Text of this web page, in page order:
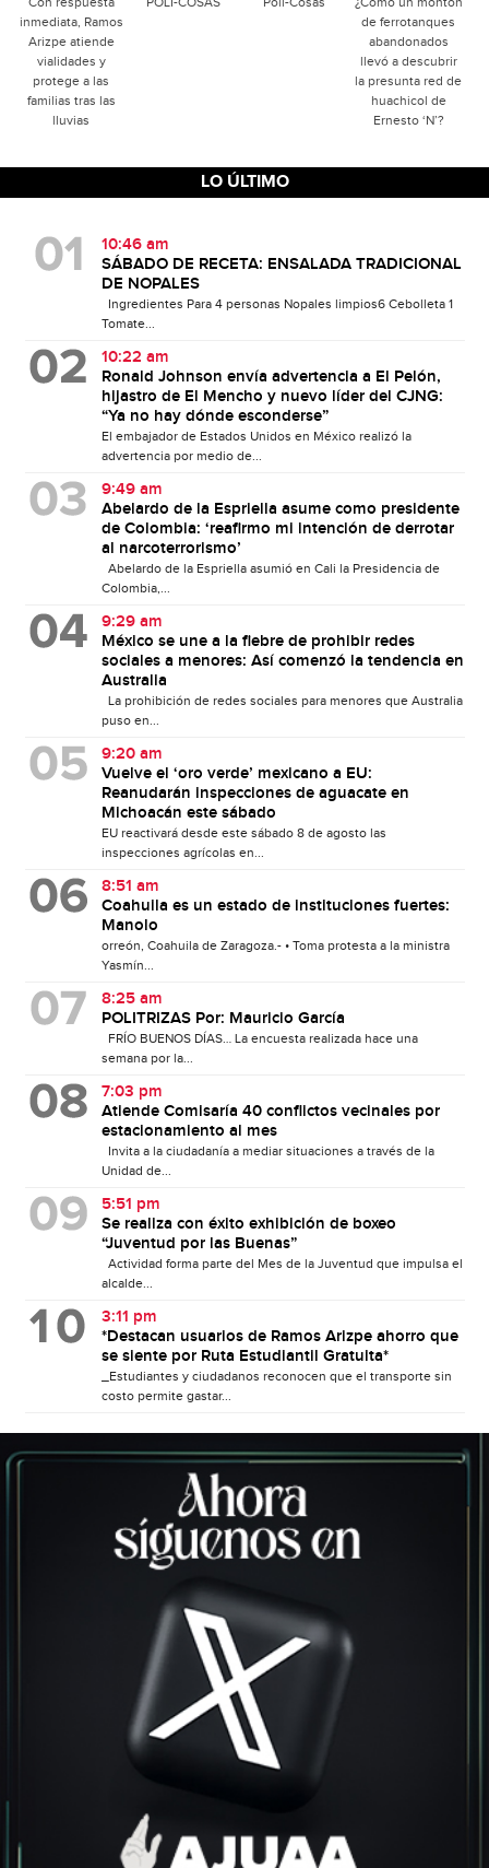
inmediata, Ramos
Arizpe atiende
vialidades y
protege a las
familias tras las
lluvias
de ferrotanques
abandonados
llevó a descubrir
la presunta red de
huachicol de
Ernesto ‘N’?
LO ÚLTIMO
10:46 am
SÁBADO DE RECETA: ENSALADA TRADICIONAL
DE NOPALES
Ingredientes Para 4 personas Nopales limpios6 Cebolleta 1
Tomate...
10:22 am
Ronald Johnson envía advertencia a El Pelón,
hijastro de El Mencho y nuevo líder del CJNG:
“Ya no hay dónde esconderse”
El embajador de Estados Unidos en México realizó la
advertencia por medio de...
9:49 am
Abelardo de la Espriella asume como presidente
de Colombia: ‘reafirmo mi intención de derrotar
al narcoterrorismo’
Abelardo de la Espriella asumió en Cali la Presidencia de
Colombia,...
9:29 am
México se une a la fiebre de prohibir redes
sociales a menores: Así comenzó la tendencia en
Australia
La prohibición de redes sociales para menores que Australia
puso en...
9:20 am
Vuelve el ‘oro verde’ mexicano a EU:
Reanudarán inspecciones de aguacate en
Michoacán este sábado
EU reactivará desde este sábado 8 de agosto las
inspecciones agrícolas en...
8:51 am
Coahuila es un estado de instituciones fuertes:
Manolo
orreón, Coahuila de Zaragoza.- • Toma protesta a la ministra
Yasmín...
8:25 am
POLITRIZAS Por: Mauricio García
FRÍO BUENOS DÍAS… La encuesta realizada hace una
semana por la...
7:03 pm
Atiende Comisaría 40 conflictos vecinales por
estacionamiento al mes
Invita a la ciudadanía a mediar situaciones a través de la
Unidad de...
5:51 pm
Se realiza con éxito exhibición de boxeo
“Juventud por las Buenas”
Actividad forma parte del Mes de la Juventud que impulsa el
alcalde...
3:11 pm
*Destacan usuarios de Ramos Arizpe ahorro que
se siente por Ruta Estudiantil Gratuita*
_Estudiantes y ciudadanos reconocen que el transporte sin
costo permite gastar...